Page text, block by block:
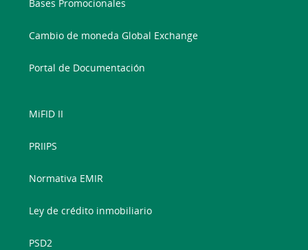
Bases Promocionales
Cambio de moneda Global Exchange
Portal de Documentación
MiFID II
PRIIPS
Normativa EMIR
Ley de crédito inmobiliario
PSD2